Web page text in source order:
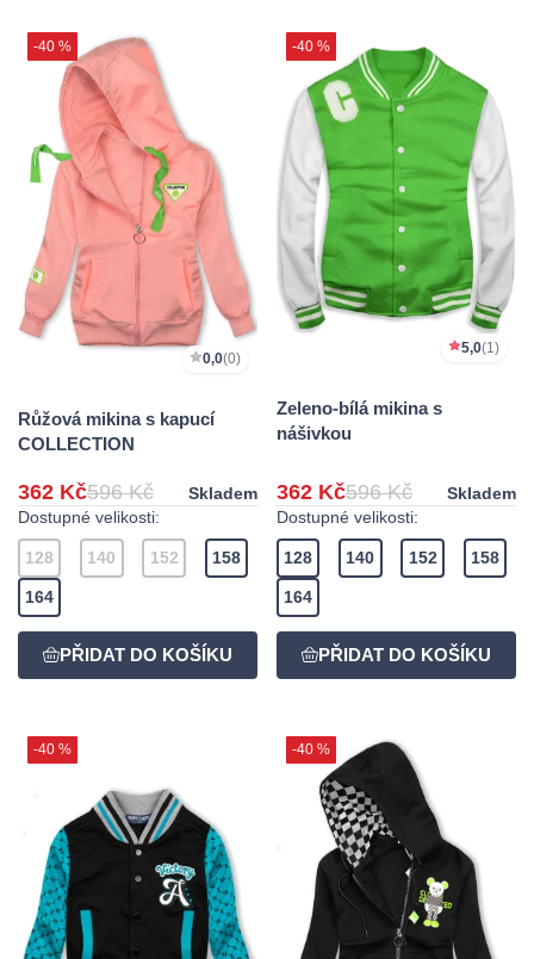
-40 %
0,0(0)
Růžová mikina s kapucí
COLLECTION
362 Kč596 Kč
Skladem
Dostupné velikosti:
128 140 152 158
164
-40 %
5,0(1)
Zeleno-bílá mikina s
nášivkou
362 Kč596 Kč
Skladem
Dostupné velikosti:
128 140 152 158
164
-40 % -40 %